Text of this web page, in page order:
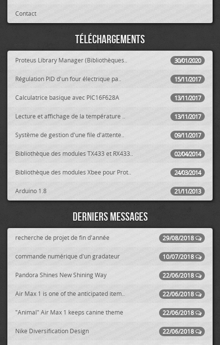
Contact
Téléchargements
30/01/2020
Proteus Library Manager (Bibliothèques..
15/11/2017
Régulation PID d'un four électrique pa..
13/11/2017
Calculatrice basique avec PIC16F628A
13/11/2017
Lecture et affichage de la température ..
09/11/2017
Système de gestion d'une file d'attente..
02/04/2014
Bibliothèque des modules TX433 et RX433..
24/03/2014
Bibliothèque des modules Xbee pour Prot..
21/11/2013
Arduino 1.8
Derniers messages
29/08/2018
recherche de projet de fin d'année
10/07/2018
commande numérique d'un gradateur
22/06/2018
Pandora Shines New Shining Way
22/06/2018
Air Max 1 is one of the anticipated item..
22/06/2018
"Animal" Air Max 1 keeps canine theme
22/06/2018
Nike Diversification Design